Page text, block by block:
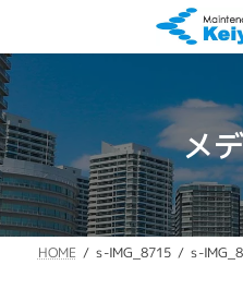
テ
ン
ツ
へ
ス
キ
ッ
プ
ゲ
ー
シ
ョ
ン
に
移
動
メ
HOME s-IMG_8715 s-